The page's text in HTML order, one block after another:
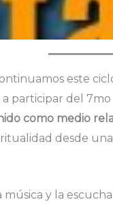
este
a participar del
como medio
desde
y la